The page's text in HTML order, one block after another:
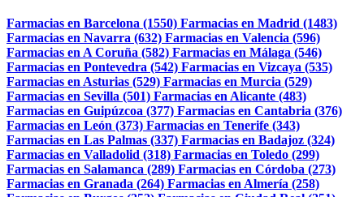
Farmacias en Barcelona (1550) Farmacias en Madrid (1483)
Farmacias en Navarra (632) Farmacias en Valencia (596)
Farmacias en A Coruña (582) Farmacias en Málaga (546)
Farmacias en Pontevedra (542) Farmacias en Vizcaya (535)
Farmacias en Asturias (529) Farmacias en Murcia (529)
Farmacias en Sevilla (501) Farmacias en Alicante (483)
Farmacias en Guipúzcoa (377) Farmacias en Cantabria (376)
Farmacias en León (373) Farmacias en Tenerife (343)
Farmacias en Las Palmas (337) Farmacias en Badajoz (324)
Farmacias en Valladolid (318) Farmacias en Toledo (299)
Farmacias en Salamanca (289) Farmacias en Córdoba (273)
Farmacias en Granada (264) Farmacias en Almería (258)